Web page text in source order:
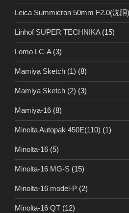
Leica Summicron 50mm F2.0(沈胴)
Linhof SUPER TECHNIKA(15)
Lomo LC-A(3)
Mamiya Sketch (1) (8)
Mamiya Sketch (2) (3)
Mamiya-16 (8)
Minolta Autopak 450E(110) (1)
Minolta-16 (5)
Minolta-16 MG-S (15)
Minolta-16 model-P (2)
Minolta-16 QT (12)